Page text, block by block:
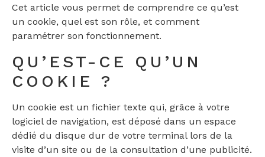
Cet article vous permet de comprendre ce qu’est
un cookie, quel est son rôle, et comment
paramétrer son fonctionnement.
QU’EST-CE QU’UN
COOKIE ?
Un cookie est un fichier texte qui, grâce à votre
logiciel de navigation, est déposé dans un espace
dédié du disque dur de votre terminal lors de la
visite d’un site ou de la consultation d’une publicité.